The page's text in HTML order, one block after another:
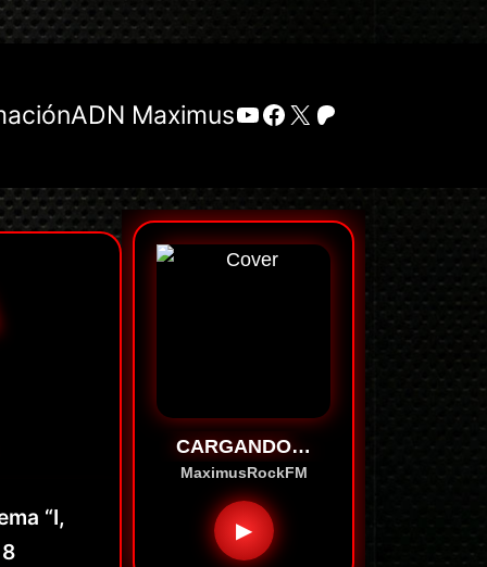
ADN MaximusYouTube
Facebook
X Patreon
“I,
CARGANDO…
MaximusRockFM
▶